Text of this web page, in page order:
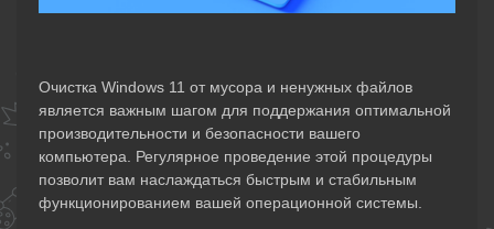
Очистка Windows 11 от мусора и ненужных файлов
является важным шагом для поддержания оптимальной
производительности и безопасности вашего
компьютера. Регулярное проведение этой процедуры
позволит вам наслаждаться быстрым и стабильным
функционированием вашей операционной системы.